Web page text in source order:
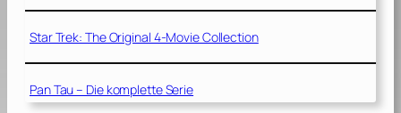
Star Trek: The Original 4-Movie Collection
Pan Tau – Die komplette Serie